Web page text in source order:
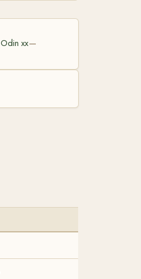
Odin xx—